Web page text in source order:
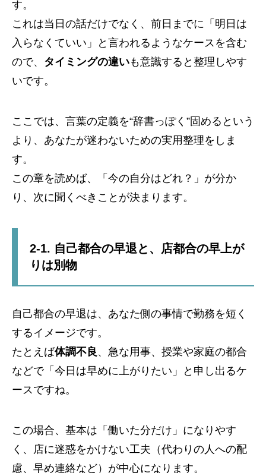
す。
これは当日の話だけでなく、前日までに「明日は
入らなくていい」と言われるようなケースを含む
ので、 タイミングの違いも意識すると整理しやす
いです。
ここでは、言葉の定義を“辞書っぽく”固めるという
より、あなたが迷わないための実用整理をしま
す。
この章を読めば、「今の自分はどれ？」が分か
り、次に聞くべきことが決まります。
2-1. 自己都合の早退と、店都合の早上が
りは別物
自己都合の早退は、あなた側の事情で勤務を短く
するイメージです。
たとえば体調不良 、急な用事、授業や家庭の都合
などで「今日は早めに上がりたい」と申し出るケ
ースですね。
この場合、基本は「働いた分だけ」になりやす
く、店に迷惑をかけない工夫（代わりの人への配
慮、早め連絡など）が中心になります。